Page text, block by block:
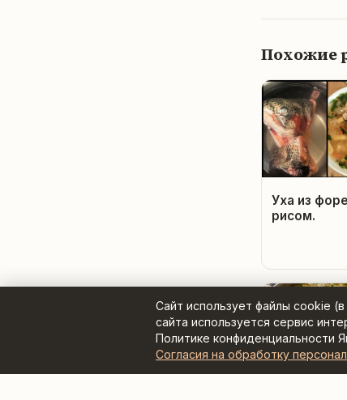
Сайт использует файлы cookie
сайта используется сервис
Политике конфиденциальности
Согласия на обработку
Похожие
Уха из
рисом.